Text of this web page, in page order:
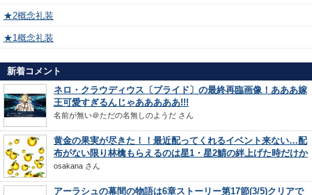
★2概念礼装
★1概念礼装
新着コメント
ネロ・クラウディウス〔ブライド〕の最終再臨画像！あああ嫁
王可愛すぎるんじゃあああああ!!!
名前が無い＠ただの名無しのようだ さん
黄金の果実が尽きた！！最近配ってくれるイベント来ない…配
布がない限り林檎もらえるのは星1・星2鯖の絆上げた時だけか
osakana さん
アーラシュの幕間の物語は6章ストーリー第17節(3/5)クリアで